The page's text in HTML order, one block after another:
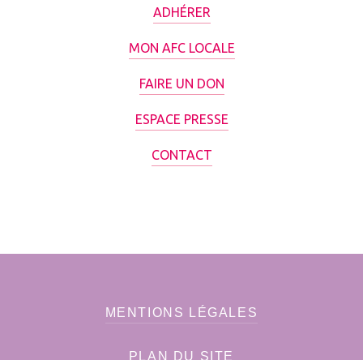
ADHÉRER
MON AFC LOCALE
FAIRE UN DON
ESPACE PRESSE
CONTACT
MENTIONS LÉGALES
PLAN DU SITE